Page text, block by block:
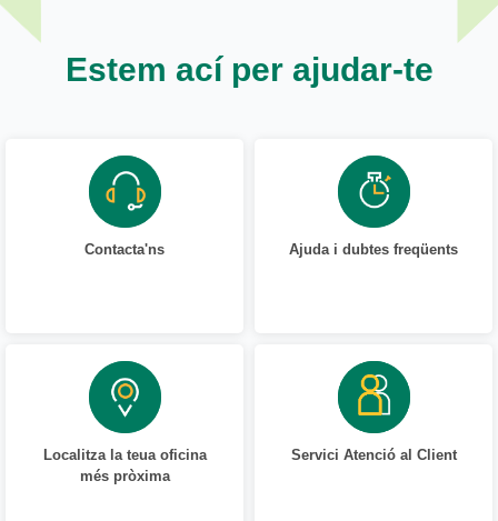
Estem ací per ajudar-te
Contacta'ns Ajuda i dubtes freqüents
Localitza la teua oficina
més pròxima
Servici Atenció al Client